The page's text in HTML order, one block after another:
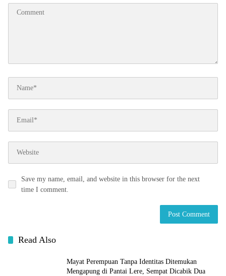
Save my name, email, and website in this browser for the next
time I comment.
Read Also
Mayat Perempuan Tanpa Identitas Ditemukan
Mengapung di Pantai Lere, Sempat Dicabik Dua